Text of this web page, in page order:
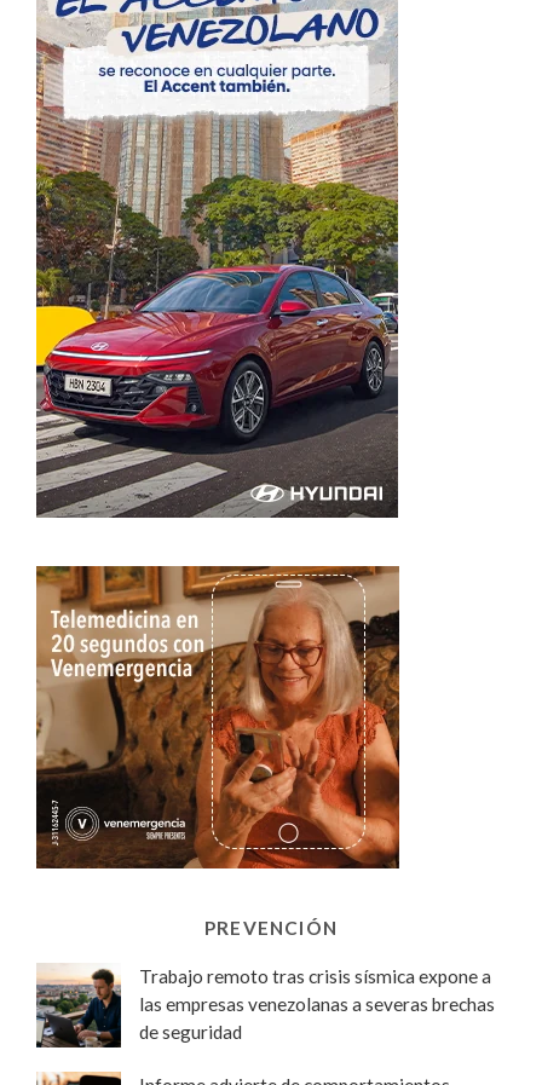
PREVENCIÓN
Trabajo remoto tras crisis sísmica expone a
las empresas venezolanas a severas brechas
de seguridad